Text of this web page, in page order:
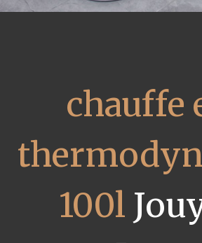
chauffe
100l